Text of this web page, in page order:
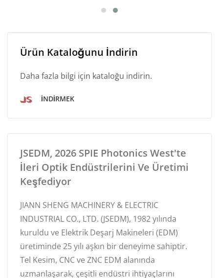
Ürün Kataloğunu İndirin
Daha fazla bilgi için kataloğu indirin.
İNDIRMEK
JSEDM, 2026 SPIE Photonics West'te
İleri Optik Endüstrilerini Ve Üretimi
Keşfediyor
JIANN SHENG MACHINERY & ELECTRIC
INDUSTRIAL CO., LTD. (JSEDM), 1982 yılında
kuruldu ve Elektrik Deşarj Makineleri (EDM)
üretiminde 25 yılı aşkın bir deneyime sahiptir.
Tel Kesim, CNC ve ZNC EDM alanında
uzmanlaşarak, çeşitli endüstri ihtiyaçlarını